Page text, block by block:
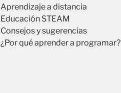
Aprendizaje a distancia
Educación STEAM
Consejos y sugerencias
¿Por qué aprender a programar?